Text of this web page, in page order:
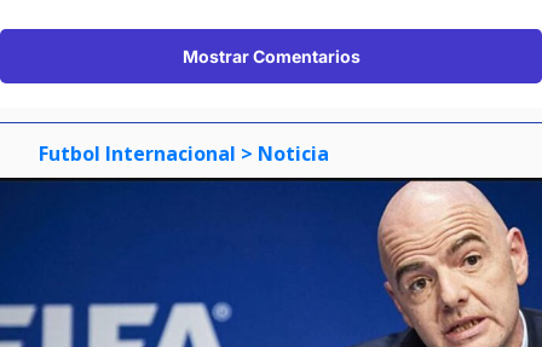
Mostrar Comentarios
Futbol Internacional > Noticia